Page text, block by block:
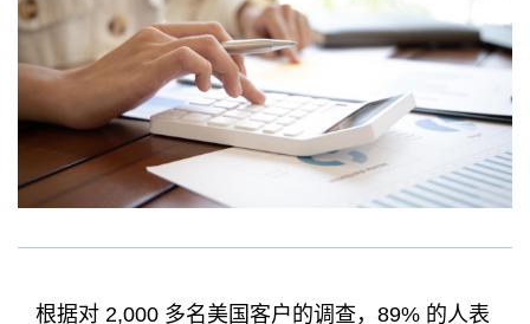
根据对 2,000 多名美国客户的调查，89% 的人表